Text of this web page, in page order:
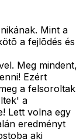
Mint a
a fejlõdés és
Meg mindent,
Ezért
a felsoroltak
a
Lett volna egy
eredményt
aki